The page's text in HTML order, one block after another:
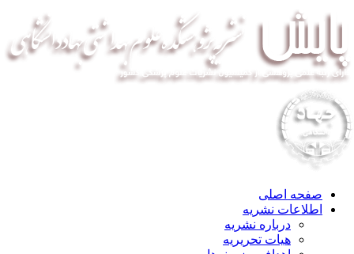
صفحه اصلی
اطلاعات نشریه
درباره نشریه
هیات تحریریه